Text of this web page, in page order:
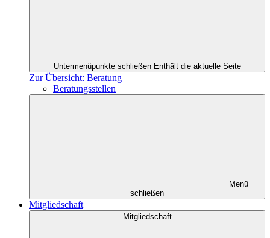
Untermenüpunkte schließen Enthält die aktuelle Seite
Zur Übersicht: Beratung
Beratungsstellen
Menü
schließen
Mitgliedschaft
Mitgliedschaft